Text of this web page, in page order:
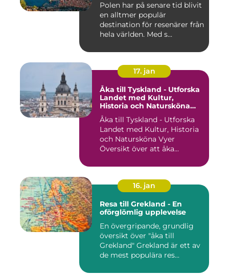
Polen har på senare tid blivit
en alltmer populär
destination för resenärer från
hela världen. Med s...
17. jan
Åka till Tyskland - Utforska
Landet med Kultur,
Historia och Natursköna
Vyer
Åka till Tyskland - Utforska
Landet med Kultur, Historia
och Natursköna Vyer
Översikt över att åka...
16. jan
Resa till Grekland - En
oförglömlig upplevelse
En övergripande, grundlig
översikt över "åka till
Grekland" Grekland är ett av
de mest populära res...